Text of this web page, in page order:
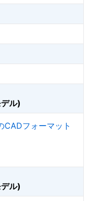
ル)
CADフォーマット
ル)